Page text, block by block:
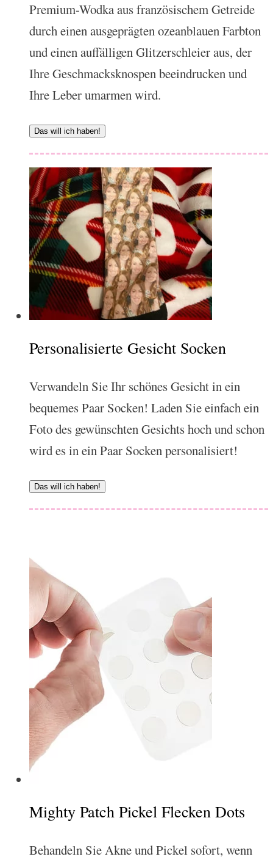
Premium-Wodka aus französischem Getreide
durch einen ausgeprägten ozeanblauen Farbton
und einen auffälligen Glitzerschleier aus, der
Ihre Geschmacksknospen beeindrucken und
Ihre Leber umarmen wird.
Das will ich haben!
Personalisierte Gesicht Socken
Verwandeln Sie Ihr schönes Gesicht in ein
bequemes Paar Socken! Laden Sie einfach ein
Foto des gewünschten Gesichts hoch und schon
wird es in ein Paar Socken personalisiert!
Das will ich haben!
Mighty Patch Pickel Flecken Dots
Behandeln Sie Akne und Pickel sofort, wenn